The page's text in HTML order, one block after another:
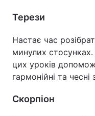
Терези
Настає час
минулих
цих уроків
гармонійні та
Скорпіон